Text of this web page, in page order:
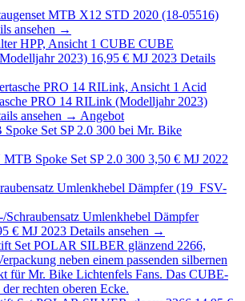
MTB X12 STD 2020 (18-05516)
ansehen →
CUBE CUBE
2023) 16,95 € MJ 2023 Details
Acid
PRO 14 RILink (Modelljahr 2023)
ansehen → Angebot
Spoke Set SP 2.0 300 3,50 € MJ 2022
Umlenkhebel Dämpfer
€ MJ 2023 Details ansehen →